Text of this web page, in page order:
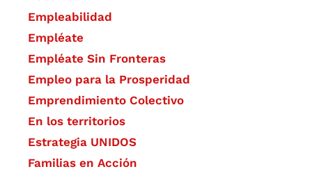
Empleabilidad
Empléate
Empléate Sin Fronteras
Empleo para la Prosperidad
Emprendimiento Colectivo
En los territorios
Estrategia UNIDOS
Familias en Acción